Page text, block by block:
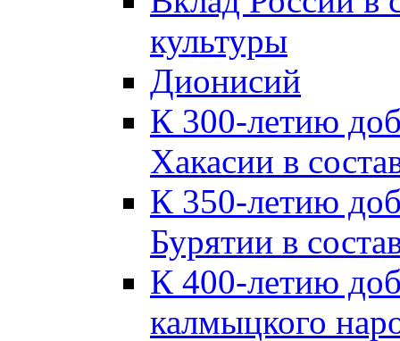
культуры
Дионисий
К 300-летию
Хакасии в
К 350-летию
Бурятии в
К 400-летию
калмыцкого